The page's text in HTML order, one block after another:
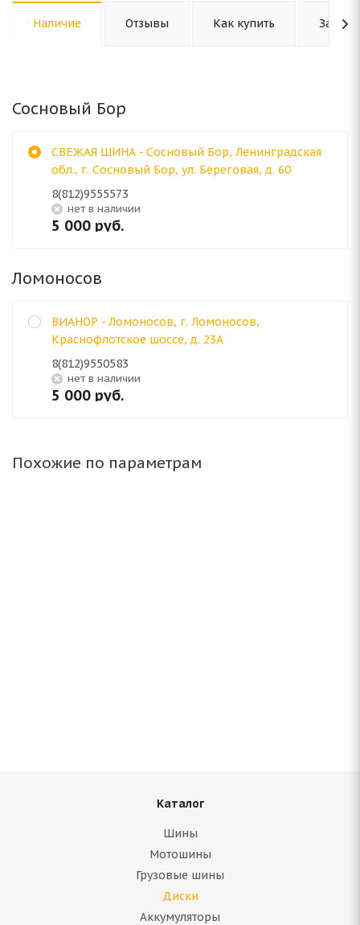
Наличие Отзывы Как купить
Сосновый Бор
СВЕЖАЯ ШИНА - Сосновый Бор, Ленинградская
обл., г. Сосновый Бор, ул. Береговая, д. 60
8(812)9555573
Нет в наличии
5 000 руб.
Ломоносов
ВИАНОР - Ломоносов, г. Ломоносов,
Краснофлотское шоссе, д. 23А
8(812)9550583
Нет в наличии
5 000 руб.
Похожие по параметрам
Подробнее
Каталог
Шины
Мотошины
Грузовые шины
Диски
Аккумуляторы